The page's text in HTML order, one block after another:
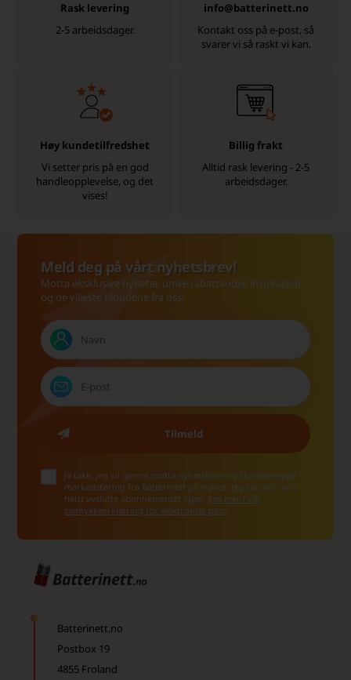
Rask levering
2-5 arbeidsdager.
info@batterinett.no
Kontakt oss på e-post, så
svarer vi så raskt vi kan.
Høy kundetilfredshet
Vi setter pris på en god
handleopplevelse, og det
vises!
Billig frakt
Alltid rask levering - 2-5
arbeidsdager.
Meld deg på vårt nyhetsbrev!
Motta eksklusive nyheter, unike rabattkoder, inspirasjon
og de villeste tilbudene fra oss!
Ja takk, jeg vil gjerne motta nyhetsbrev og skreddersydd
markedsføring fra Batterinett på e-post. Jeg kan når som
helst avslutte abonnementet igjen. Les mer i vår
samtykkeerklæring for elektronisk post
Batterinett.no
Postbox 19
4855 Froland